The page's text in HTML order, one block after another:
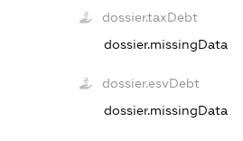
dossier.taxDebt
dossier.missingData
dossier.esvDebt
dossier.missingData